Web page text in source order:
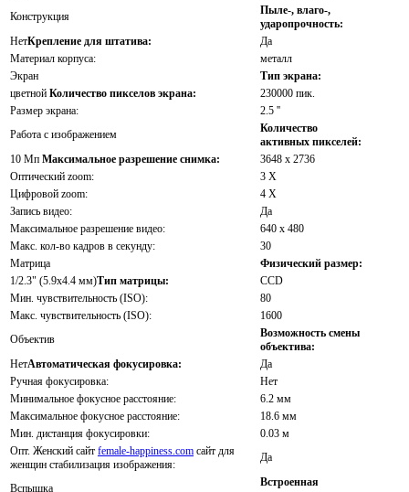
Конструкция
Пыле-, влаго-,
ударопрочность:
НетКрепление для штатива:
Да
Материал корпуса:
металл
Экран
Тип экрана:
цветной Количество пикселов экрана:
230000 пик.
Размер экрана:
2.5 ''
Работа с изображением
Количество
активных пикселей:
10 Мп Максимальное разрешение снимка:
3648 x 2736
Оптический zoom:
3 X
Цифровой zoom:
4 X
Запись видео:
Да
Максимальное разрешение видео:
640 x 480
Макс. кол-во кадров в секунду:
30
Матрица
Физический размер:
1/2.3" (5.9x4.4 мм)Тип матрицы:
CCD
Мин. чувствительность (ISO):
80
Макс. чувствительность (ISO):
1600
Объектив
Возможность смены
объектива:
НетАвтоматическая фокусировка:
Да
Ручная фокусировка:
Нет
Минимальное фокусное расстояние:
6.2 мм
Максимальное фокусное расстояние:
18.6 мм
Мин. дистанция фокусировки:
0.03 м
Опт. Женский сайт female-happiness.com сайт для
женщин стабилизация изображения:
Да
Вспышка
Встроенная